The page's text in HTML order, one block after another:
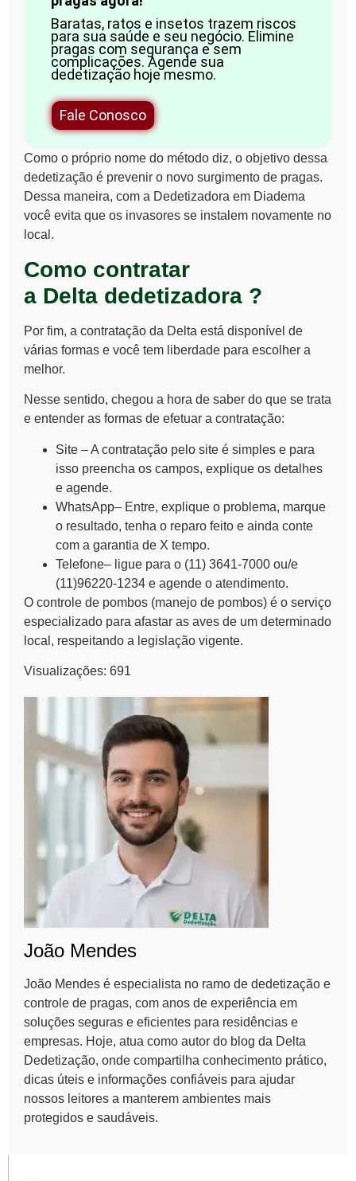
Baratas, ratos e insetos trazem riscos
para sua saúde e seu negócio. Elimine
pragas com segurança e sem
complicações. Agende sua
dedetização hoje mesmo.
Fale Conosco
Como o próprio nome do método diz, o objetivo dessa
dedetização é prevenir o novo surgimento de pragas.
Dessa maneira, com a Dedetizadora em Diadema
você evita que os invasores se instalem novamente no
local.
Como contratar
a Delta dedetizadora ?
Por fim, a contratação da Delta está disponível de
várias formas e você tem liberdade para escolher a
melhor.
Nesse sentido, chegou a hora de saber do que se trata
e entender as formas de efetuar a contratação:
Site – A contratação pelo site é simples e para
isso preencha os campos, explique os detalhes
e agende.
WhatsApp– Entre, explique o problema, marque
o resultado, tenha o reparo feito e ainda conte
com a garantia de X tempo.
Telefone– ligue para o (11) 3641-7000 ou/e
(11)96220-1234 e agende o atendimento.
O controle de pombos (manejo de pombos) é o serviço
especializado para afastar as aves de um determinado
local, respeitando a legislação vigente.
Visualizações: 691
João Mendes
João Mendes é especialista no ramo de dedetização e
controle de pragas, com anos de experiência em
soluções seguras e eficientes para residências e
empresas. Hoje, atua como autor do blog da Delta
Dedetização, onde compartilha conhecimento prático,
dicas úteis e informações confiáveis para ajudar
nossos leitores a manterem ambientes mais
protegidos e saudáveis.